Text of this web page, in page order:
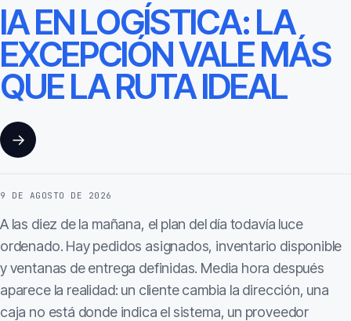
IA EN LOGÍSTICA: LA
EXCEPCIÓN VALE MÁS
QUE LA RUTA IDEAL
→
9 DE AGOSTO DE 2026
A las diez de la mañana, el plan del día todavía luce
ordenado. Hay pedidos asignados, inventario disponible
y ventanas de entrega definidas. Media hora después
aparece la realidad: un cliente cambia la dirección, una
caja no está donde indica el sistema, un proveedor